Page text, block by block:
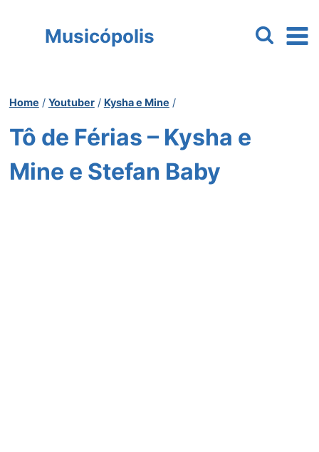
Musicópolis
Home / Youtuber / Kysha e Mine /
Tô de Férias – Kysha e
Mine e Stefan Baby